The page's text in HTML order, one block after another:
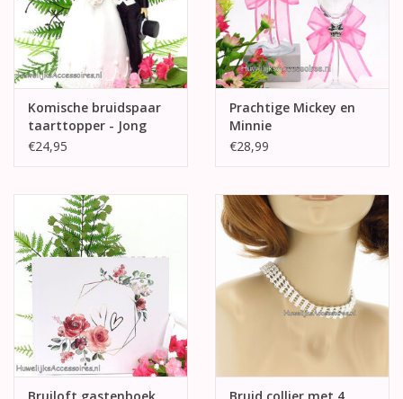
Komische bruidspaar
taarttopper - Jong
koppel
€24,95
Prachtige Mickey en
Minnie
champagneglazen
€28,99